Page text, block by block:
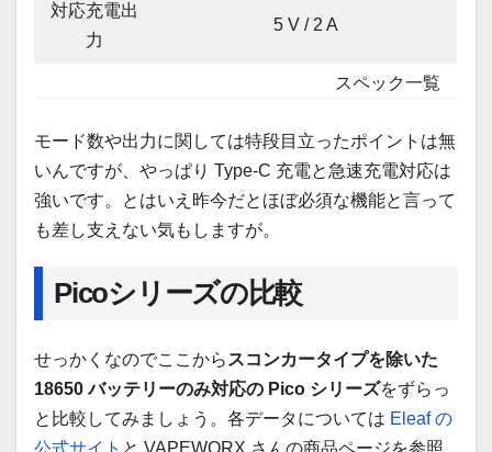
対応充電出
力
5 V / 2 A
スペック一覧
モード数や出力に関しては特段目立ったポイントは無
いんですが、やっぱり Type-C 充電と急速充電対応は
強いです。とはいえ昨今だとほぼ必須な機能と言って
も差し支えない気もしますが。
Picoシリーズの比較
せっかくなのでここからスコンカータイプを除いた
18650 バッテリーのみ対応の Pico シリーズをずらっ
と比較してみましょう。各データについては Eleaf の